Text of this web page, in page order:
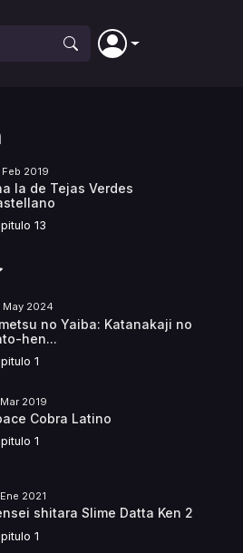
Feb 2019
la de Tejas Verdes
13
May 2024
no Yaiba: Katanakaji no
hen...
1
2019
Cobra Latino
1
2021
shitara Slime Datta Ken 2
1